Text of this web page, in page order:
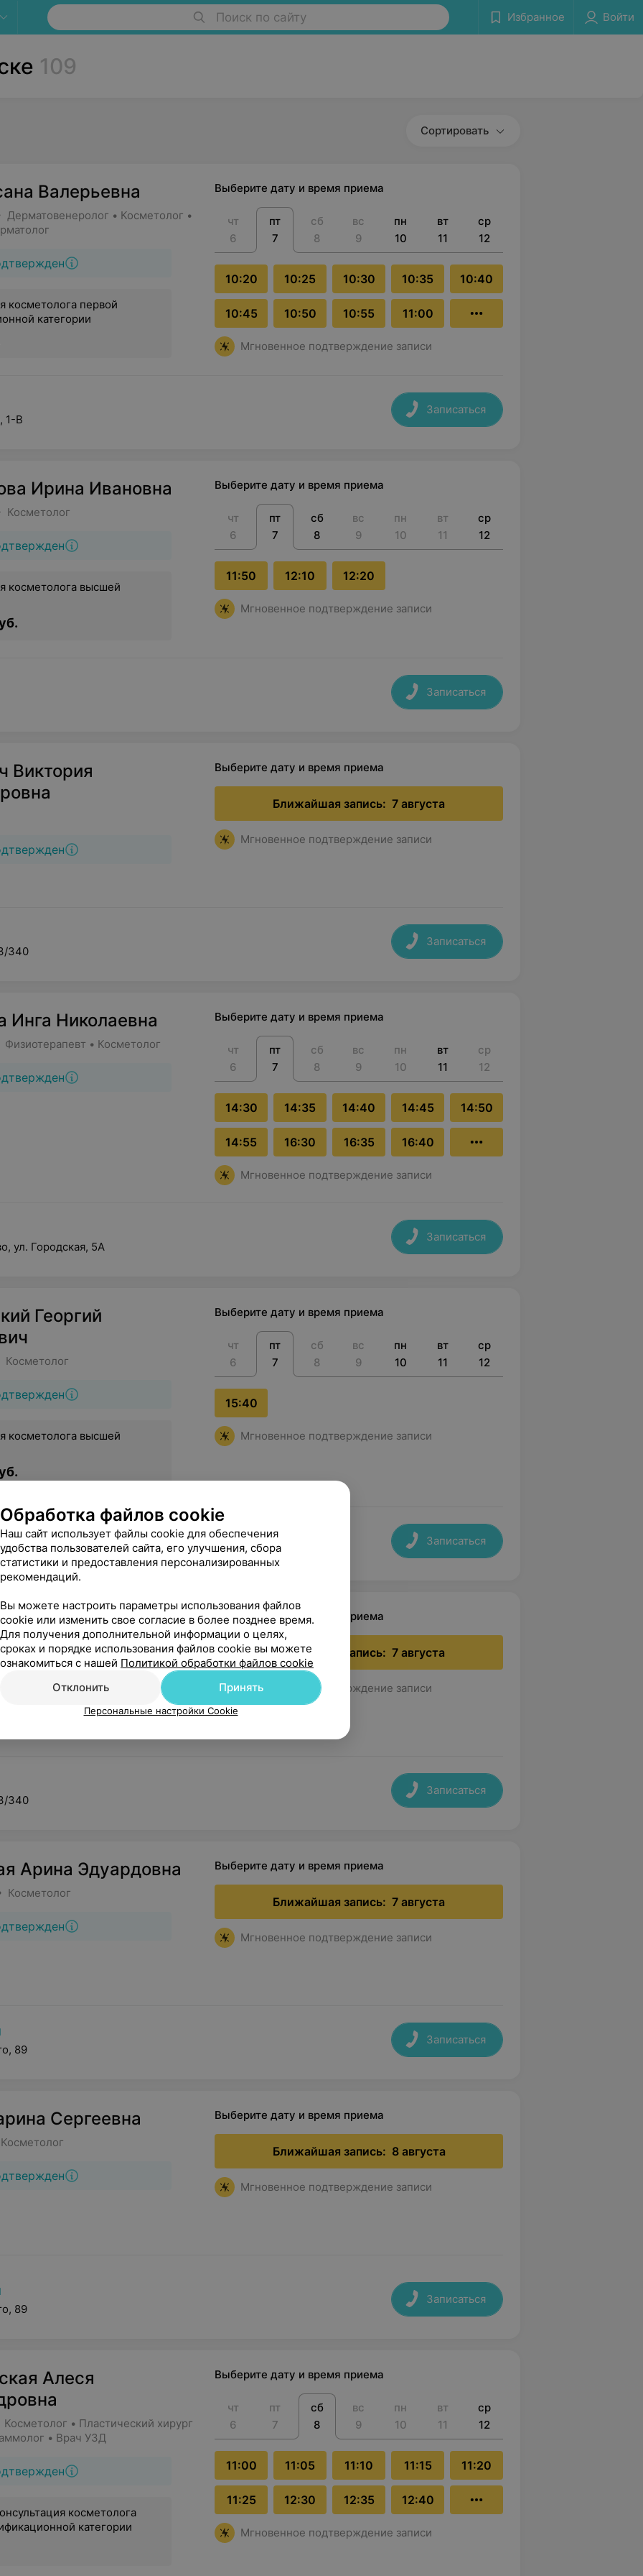
Поиск по сайту Избранное Войти
109
Сортировать
Валерьевна
• Косметолог •
косметолога первой
категории
Выберите дату и время приема
чт
6
пт
7
сб
8
вс
9
пн
10
вт
11
ср
12
10:20 10:25 10:30 10:35 10:40
10:45 10:50 10:55 11:00
Мгновенное подтверждение записи
1-В
Записаться
Ирина Ивановна
Косметолог
косметолога высшей
Выберите дату и время приема
чт
6
пт
7
сб
8
вс
9
пн
10
вт
11
ср
12
11:50 12:10 12:20
Мгновенное подтверждение записи
Записаться
Виктория
Выберите дату и время приема
Ближайшая запись: 7 августа
Мгновенное подтверждение записи
340
Записаться
Инга Николаевна
• Косметолог
Выберите дату и время приема
чт
6
пт
7
сб
8
вс
9
пн
10
вт
11
ср
12
14:30 14:35 14:40 14:45 14:50
14:55 16:30 16:35 16:40
Мгновенное подтверждение записи
ул. Городская, 5А
Записаться
Георгий
косметолога высшей
Выберите дату и время приема
чт
6
пт
7
сб
8
вс
9
пн
10
вт
11
ср
12
15:40
Мгновенное подтверждение записи
Записаться
Александровна Выберите дату и время приема
Ближайшая запись: 7 августа
Мгновенное подтверждение записи
340
Записаться
Арина Эдуардовна
Косметолог
Выберите дату и время приема
Ближайшая запись: 7 августа
Мгновенное подтверждение записи
89
Записаться
Сергеевна Выберите дату и время приема
Ближайшая запись: 8 августа
Мгновенное подтверждение записи
89
Записаться
Алеся
• Пластический хирург
• Врач УЗД
косметолога
категории
Выберите дату и время приема
чт
6
пт
7
сб
8
вс
9
пн
10
вт
11
ср
12
11:00 11:05 11:10 11:15 11:20
11:25 12:30 12:35 12:40
Мгновенное подтверждение записи
Обработка файлов cookie
Наш сайт использует файлы cookie для обеспечения
удобства пользователей сайта, его улучшения, сбора
статистики и предоставления персонализированных
рекомендаций.
Вы можете настроить параметры использования файлов
cookie или изменить свое согласие в более позднее время.
Для получения дополнительной информации о целях,
сроках и порядке использования файлов cookie вы можете
ознакомиться с нашей Политикой обработки файлов cookie
Отклонить
Принять
Персональные настройки Cookie